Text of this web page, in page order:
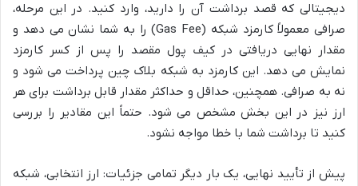
دیجیتالی که قصد برداشت آن را دارید، وارد کنید. در این مرحله،
صرافی معمولاً کارمزد شبکه (Gas Fee) را به شما نشان می دهد و
مقدار نهایی دریافتی در کیف پول مقصد را پس از کسر کارمزد
نمایش می دهد. این کارمزد به شبکه بلاک چین پرداخت می شود و
نه به صرافی. همچنین، حداقل و حداکثر مقدار قابل برداشت برای هر
ارز نیز در این بخش مشخص می شود. حتماً این مقادیر را بررسی
کنید تا برداشت شما با خطا مواجه نشود.
پیش از تأیید نهایی، یک بار دیگر تمامی جزئیات: ارز انتخابی، شبکه